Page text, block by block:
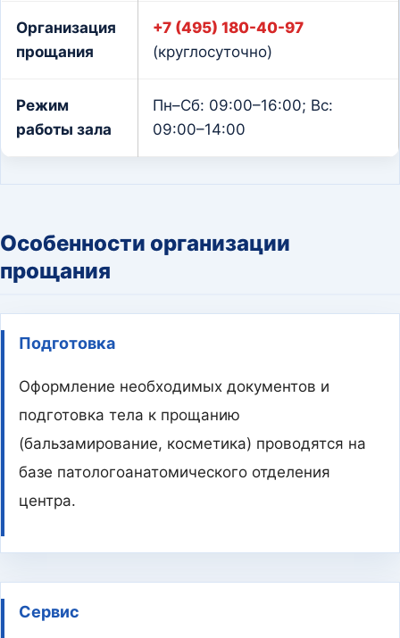
Организация
прощания
+7 (495) 180-40-97
(круглосуточно)
Режим
работы зала
Пн–Сб: 09:00–16:00; Вс:
09:00–14:00
Особенности организации
прощания
Подготовка
Оформление необходимых документов и
подготовка тела к прощанию
(бальзамирование, косметика) проводятся на
базе патологоанатомического отделения
центра.
Сервис